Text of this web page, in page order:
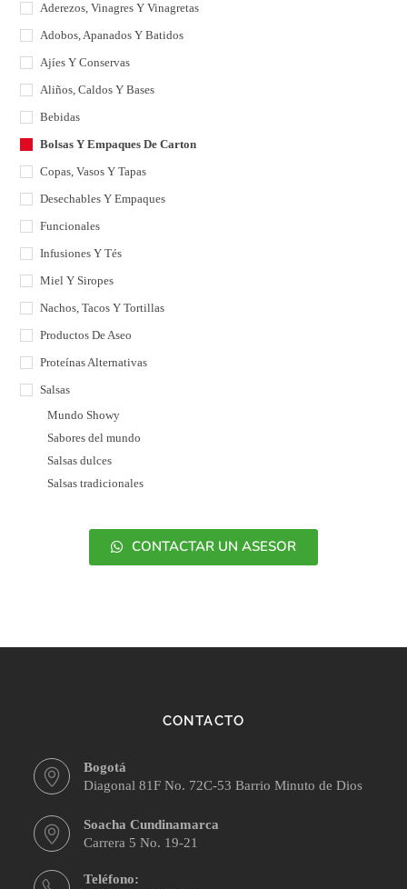
Aderezos, Vinagres Y Vinagretas
Adobos, Apanados Y Batidos
Ajíes Y Conservas
Aliños, Caldos Y Bases
Bebidas
Bolsas Y Empaques De Carton
Copas, Vasos Y Tapas
Desechables Y Empaques
Funcionales
Infusiones Y Tés
Miel Y Siropes
Nachos, Tacos Y Tortillas
Productos De Aseo
Proteínas Alternativas
Salsas
Mundo Showy
Sabores del mundo
Salsas dulces
Salsas tradicionales
CONTACTAR UN ASESOR
CONTACTO
Bogotá
Diagonal 81F No. 72C-53 Barrio Minuto de Dios
Soacha Cundinamarca
Carrera 5 No. 19-21
Teléfono: